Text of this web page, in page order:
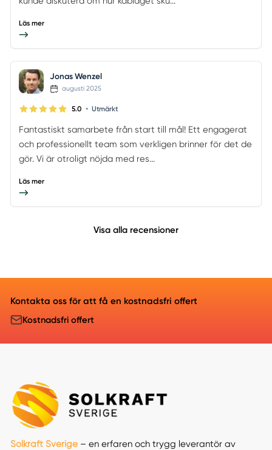
Läs mer
Jonas Wenzel
augusti 2025
5.0 • Utmärkt
Fantastiskt samarbete från start till mål! Ett engagerat
och professionellt team som verkligen brinner för det de
gör. Vi är otroligt nöjda med res...
Läs mer
Visa alla recensioner
Kontakta oss för att få en kostnadsfri offert
Kostnadsfri offert
Solkraft Sverige– en erfaren och trygg leverantör av